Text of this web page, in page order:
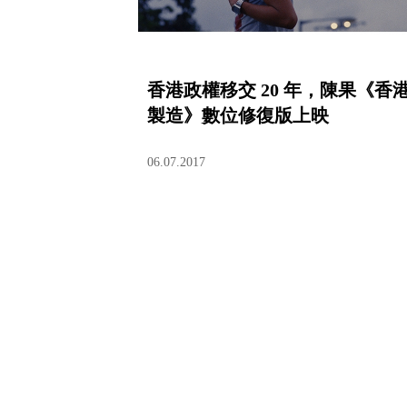
香港政權移交 20 年，陳果《香
製造》數位修復版上映
06.07.2017